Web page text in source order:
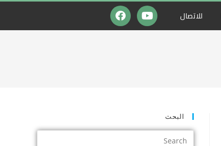
للاتصال
البحث